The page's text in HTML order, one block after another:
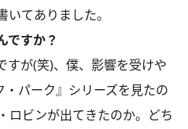
いてありました。
すか？
が(笑)、僕、影響を受けや
パーク』シリーズを見たの
ロビンが出てきたのか。どち